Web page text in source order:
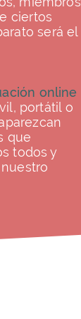
ciertos
será el
online
portátil o
que
todos y